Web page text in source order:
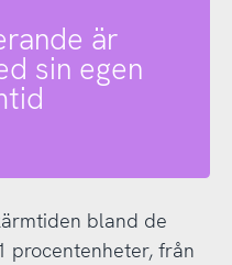
är
sin egen
bland de
procentenheter, från